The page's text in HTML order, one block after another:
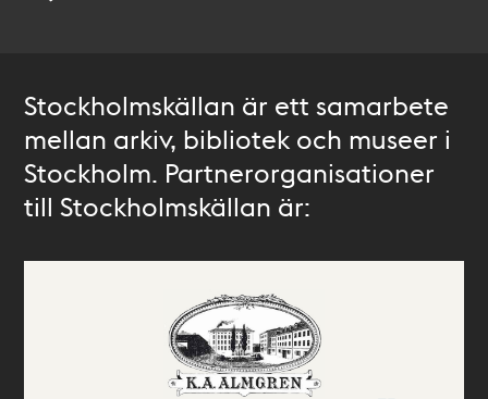
Stockholmskällan är ett samarbete
mellan arkiv, bibliotek och museer i
Stockholm. Partnerorganisationer
till Stockholmskällan är: